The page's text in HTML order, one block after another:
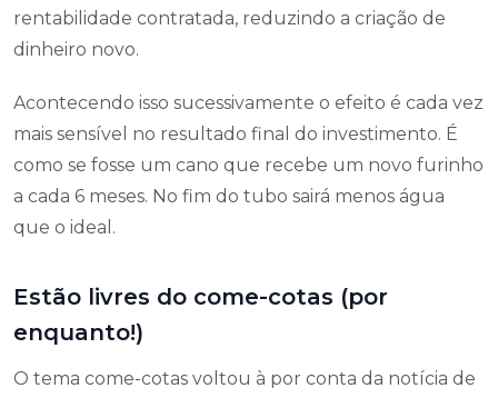
rentabilidade contratada, reduzindo a criação de
dinheiro novo.
Acontecendo isso sucessivamente o efeito é cada vez
mais sensível no resultado final do investimento. É
como se fosse um cano que recebe um novo furinho
a cada 6 meses. No fim do tubo sairá menos água
que o ideal.
Estão livres do come-cotas (por
enquanto!)
O tema come-cotas voltou à por conta da notícia de